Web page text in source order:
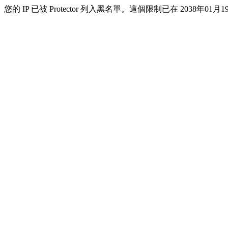
您的 IP 已被 Protector 列入黑名單。這個限制已在 2038年01月